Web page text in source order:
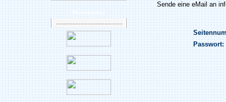
Werbepartner
Sende eine eMail an
Passwort: